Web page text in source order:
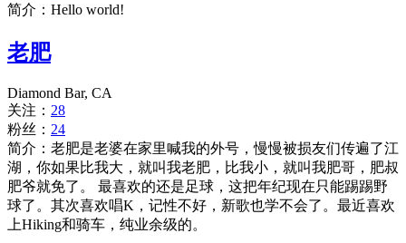
简介：Hello world!
老肥
Diamond Bar, CA
关注： 28
粉丝： 24
简介：老肥是老婆在家里喊我的外号，慢慢被损友们传遍了江
湖，你如果比我大，就叫我老肥，比我小，就叫我肥哥，肥叔
肥爷就免了。 最喜欢的还是足球，这把年纪现在只能踢踢野
球了。其次喜欢唱K，记性不好，新歌也学不会了。最近喜欢
上Hiking和骑车，纯业余级的。